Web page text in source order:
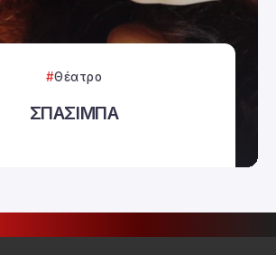
Θέατρο
ΣΠΑΣΙΜΠΑ